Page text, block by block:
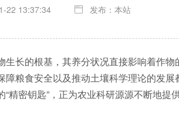
22 13:37:34 发布：本站
长的根基，其养分状况直接影响着作物
粮食安全以及推动土壤科学理论的发展
“精密钥匙”，正为农业科研源源不断地提